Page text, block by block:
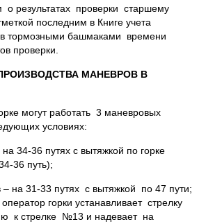
о результатах проверки старшему
последним в Книге учета
тормозными башмаками времени
проверки.
МАНЕВРОВ В
могут работать 3 маневровых
условиях:
34-36 путях с вытяжкой по горке
36 путь);
– на 31-33 путях с вытяжкой по 47 пути;
горки устанавливает стрелку
к стрелке №13 и надевает на